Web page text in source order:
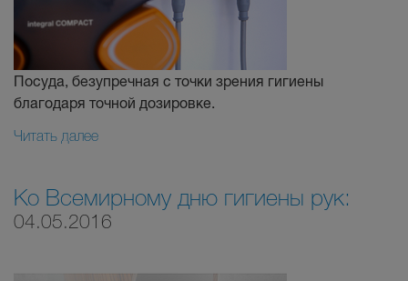
Посуда, безупречная с точки зрения гигиены
благодаря точной дозировке.
Читать далее
Ко Всемирному дню гигиены рук:
04.05.2016